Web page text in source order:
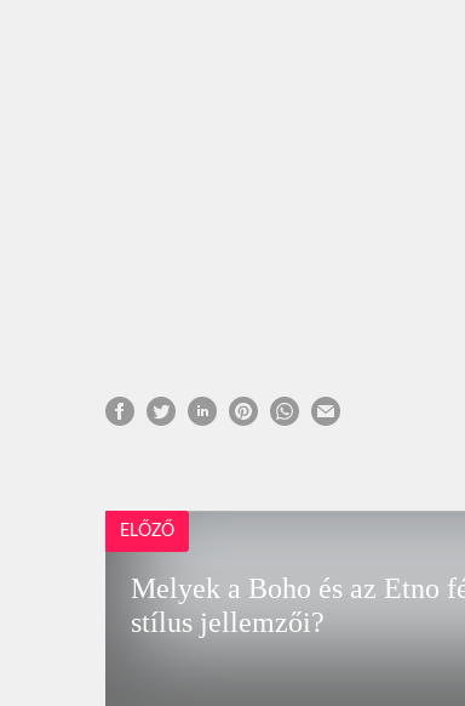
ELŐZŐ
Melyek a Boho és az Etno
stílus jellemzői?